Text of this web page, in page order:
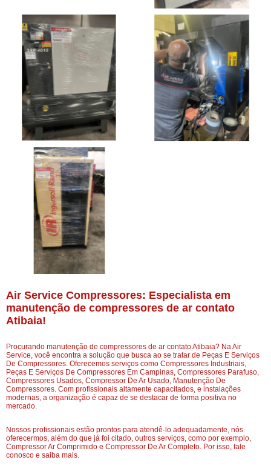
Air Service Compressores: Especialista em
manutenção de compressores de ar contato
Atibaia!
Procurando manutenção de compressores de ar contato Atibaia? Na Air
Service, você encontra a solução que busca ao se tratar de Peças E Serviços
De Compressores. Oferecemos serviços como Compressores Industriais,
Peças E Serviços De Compressores Em Campinas, Compressores Parafuso,
Compressores Usados, Compressor De Ar Usado, Manutenção De
Compressores. Com profissionais altamente capacitados, e instalações
modernas, a organização é capaz de se destacar de forma positiva no
mercado.
Nossos profissionais estão prontos para atendê-lo adequadamente, nós
oferecermos, além do que já foi citado, outros serviços, como por exemplo,
Compressor Ar Comprimido e Compressor De Ar Completo. Por isso, fale
conosco e saiba mais.